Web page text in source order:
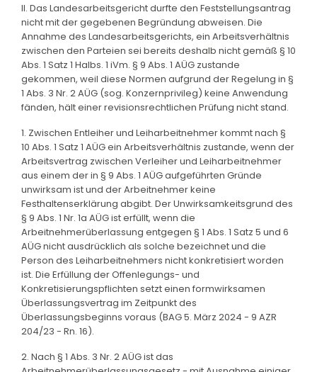
II. Das Landesarbeitsgericht durfte den Feststellungsantrag
nicht mit der gegebenen Begründung abweisen. Die
Annahme des Landesarbeitsgerichts, ein Arbeitsverhältnis
zwischen den Parteien sei bereits deshalb nicht gemäß § 10
Abs. 1 Satz 1 Halbs. 1 iVm. § 9 Abs. 1 AÜG zustande
gekommen, weil diese Normen aufgrund der Regelung in §
1 Abs. 3 Nr. 2 AÜG (sog. Konzernprivileg) keine Anwendung
fänden, hält einer revisionsrechtlichen Prüfung nicht stand.
1. Zwischen Entleiher und Leiharbeitnehmer kommt nach §
10 Abs. 1 Satz 1 AÜG ein Arbeitsverhältnis zustande, wenn der
Arbeitsvertrag zwischen Verleiher und Leiharbeitnehmer
aus einem der in § 9 Abs. 1 AÜG aufgeführten Gründe
unwirksam ist und der Arbeitnehmer keine
Festhaltenserklärung abgibt. Der Unwirksamkeitsgrund des
§ 9 Abs. 1 Nr. 1a AÜG ist erfüllt, wenn die
Arbeitnehmerüberlassung entgegen § 1 Abs. 1 Satz 5 und 6
AÜG nicht ausdrücklich als solche bezeichnet und die
Person des Leiharbeitnehmers nicht konkretisiert worden
ist. Die Erfüllung der Offenlegungs- und
Konkretisierungspflichten setzt einen formwirksamen
Überlassungsvertrag im Zeitpunkt des
Überlassungsbeginns voraus (BAG 5. März 2024 - 9 AZR
204/23 - Rn. 16).
2. Nach § 1 Abs. 3 Nr. 2 AÜG ist das